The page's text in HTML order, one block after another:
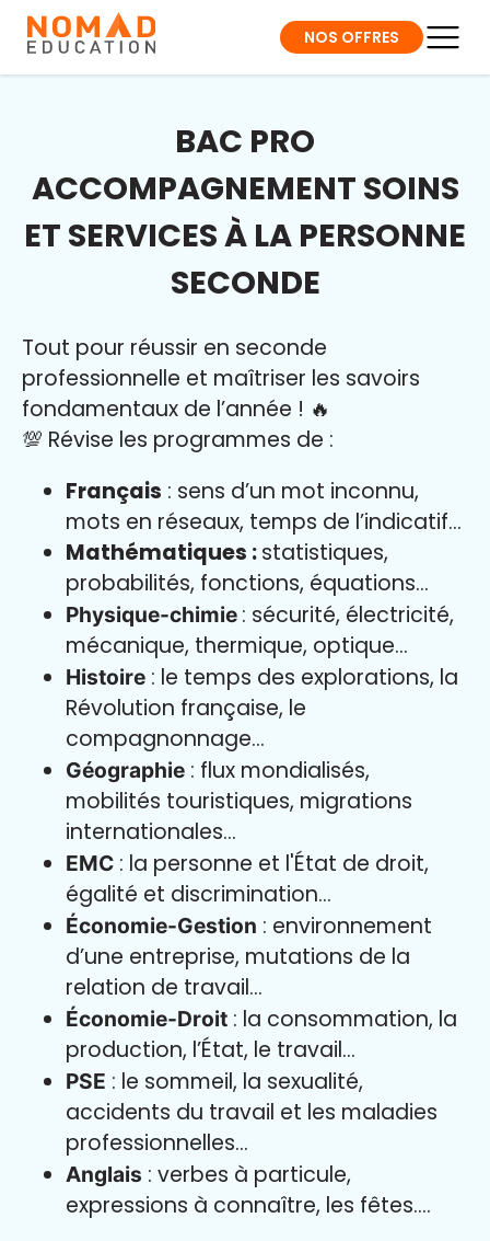
NOS OFFRES
BAC PRO
ACCOMPAGNEMENT SOINS
ET SERVICES À LA PERSONNE
SECONDE
Tout pour réussir en seconde
professionnelle et maîtriser les savoirs
fondamentaux de l’année ! 🔥
💯 Révise les programmes de :
Français : sens d’un mot inconnu,
mots en réseaux, temps de l’indicatif…
Mathématiques :statistiques,
probabilités, fonctions, équations…
Physique-chimie : sécurité, électricité,
mécanique, thermique, optique…
Histoire : le temps des explorations, la
Révolution française, le
compagnonnage…
Géographie : flux mondialisés,
mobilités touristiques, migrations
internationales…
EMC : la personne et l'État de droit,
égalité et discrimination…
Économie-Gestion : environnement
d’une entreprise, mutations de la
relation de travail…
Économie-Droit : la consommation, la
production, l’État, le travail…
PSE : le sommeil, la sexualité,
accidents du travail et les maladies
professionnelles…
Anglais : verbes à particule,
expressions à connaître, les fêtes….